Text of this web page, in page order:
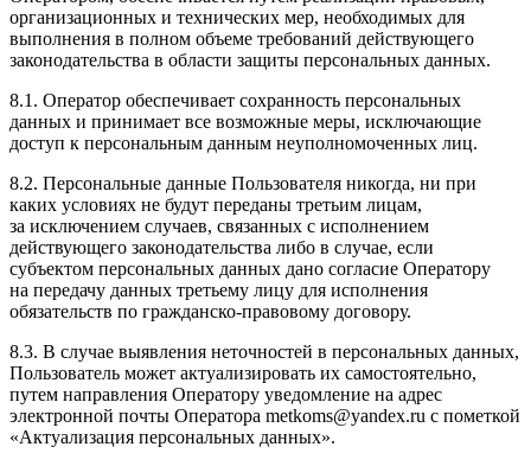
организационных и технических мер, необходимых для
выполнения в полном объеме требований действующего
законодательства в области защиты персональных данных.
8.1. Оператор обеспечивает сохранность персональных
данных и принимает все возможные меры, исключающие
доступ к персональным данным неуполномоченных лиц.
8.2. Персональные данные Пользователя никогда, ни при
каких условиях не будут переданы третьим лицам,
за исключением случаев, связанных с исполнением
действующего законодательства либо в случае, если
субъектом персональных данных дано согласие Оператору
на передачу данных третьему лицу для исполнения
обязательств по гражданско-правовому договору.
8.3. В случае выявления неточностей в персональных данных,
Пользователь может актуализировать их самостоятельно,
путем направления Оператору уведомление на адрес
электронной почты Оператора metkoms@yandex.ru с пометкой
«Актуализация персональных данных».